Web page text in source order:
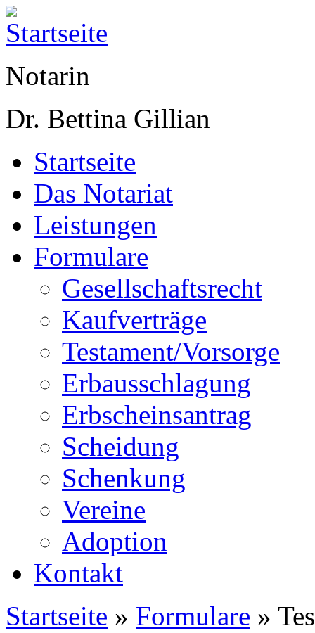
Notarin
Dr. Bettina Gillian
Startseite
Das Notariat
Leistungen
Formulare
Gesellschaftsrecht
Kaufverträge
Testament/Vorsorge
Erbausschlagung
Erbscheinsantrag
Scheidung
Schenkung
Vereine
Adoption
Kontakt
Sie sind hier
Startseite » Formulare »